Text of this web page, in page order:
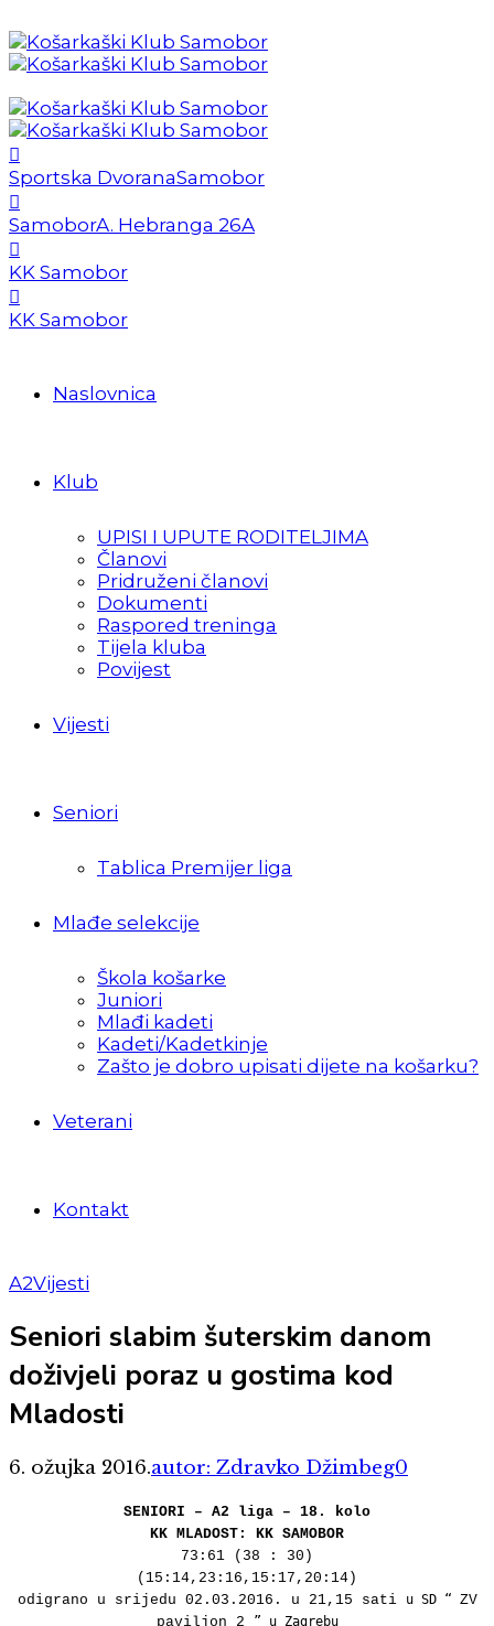
Sportska DvoranaSamobor
SamoborA. Hebranga 26A
KK Samobor
KK Samobor
Naslovnica
Klub
UPISI I UPUTE RODITELJIMA
Članovi
Pridruženi članovi
Dokumenti
Raspored treninga
Tijela kluba
Povijest
Vijesti
Seniori
Tablica Premijer liga
Mlađe selekcije
Škola košarke
Juniori
Mlađi kadeti
Kadeti/Kadetkinje
Zašto je dobro upisati dijete na košarku?
Veterani
Kontakt
A2Vijesti
Seniori slabim šuterskim danom
doživjeli poraz u gostima kod
Mladosti
6. ožujka 2016.autor: Zdravko Džimbeg0
SENIORI – A2 liga – 18. kolo
KK MLADOST: KK SAMOBOR
73:61 (38 : 30)
(15:14,23:16,15:17,20:14)
odigrano u srijedu 02.03.2016. u 21,15 sati
u SD “ ZV
paviljon 2
” u Zagrebu